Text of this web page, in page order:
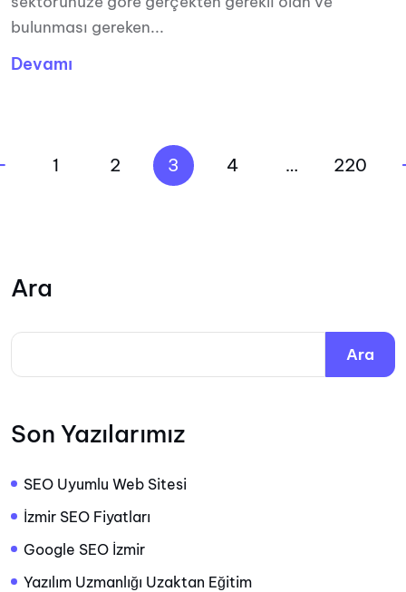
bulunması gereken...
Devamı
1 2 3 4 … 220
Ara
Ara
Son Yazılarımız
SEO Uyumlu Web Sitesi
İzmir SEO Fiyatları
Google SEO İzmir
Yazılım Uzmanlığı Uzaktan Eğitim